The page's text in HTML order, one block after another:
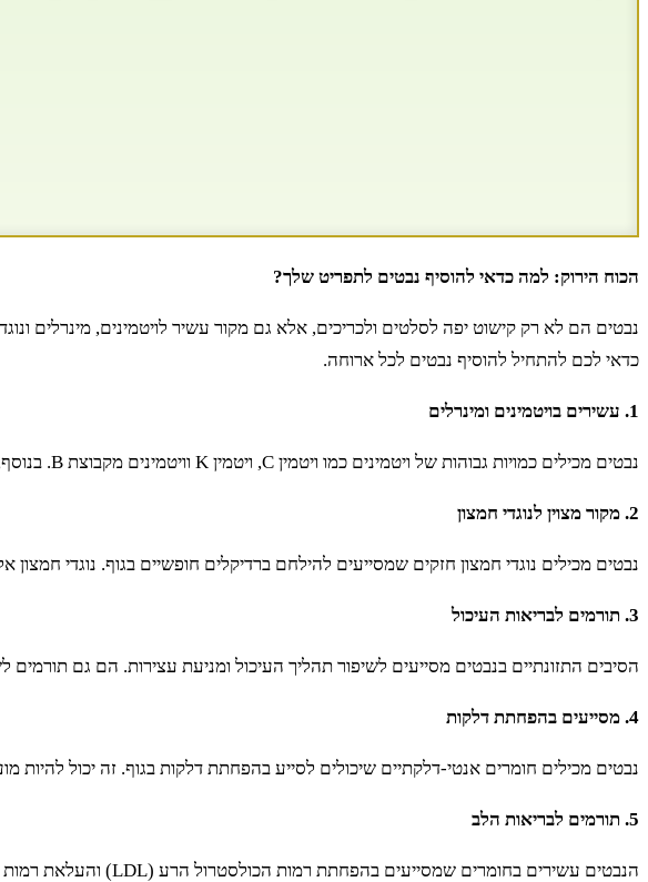
הכוח הירוק: למה כדאי להוסיף נבטים לתפריט שלך?
כדאי לכם להתחיל להוסיף נבטים לכל ארוחה.
1. עשירים בויטמינים ומינרלים
נבטים מכילים כמויות גבוהות של ויטמינים כמו ויטמין C, ויטמין K וויטמינים מקבוצת B. בנוסף, הם עשירים במינרלים כמו ברזל, מגנזיום ואבץ. כל אלו תורמים לחיזוק מערכת החיסון ולשמירה על בריאות כללית.
2. מקור מצוין לנוגדי חמצון
נבטים מכילים נוגדי חמצון חזקים שמסייעים להילחם ברדיקלים חופשיים בגוף. נוגדי חמצון
3. תורמים לבריאות העיכול
הסיבים התזונתיים בנבטים מסייעים לשיפור תהליך העיכול ומניעת עצירות. הם גם תורמים
4. מסייעים בהפחתת דלקות
נבטים מכילים חומרים אנטי-דלקתיים שיכולים לסייע בהפחתת דלקות בגוף. זה יכול להיות
5. תורמים לבריאות הלב
הנבטים עשירים בחומרים שמסייעים בהפחתת רמות הכולסטרול הרע (LDL) והעלאת רמות הכולסטרול הטוב (HDL). זה תורם לשמירה על בריאות הלב ומניעת מחלות לב.